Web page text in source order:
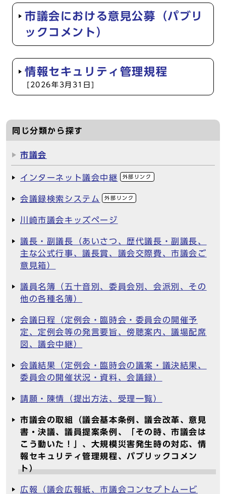
市議会における意見公募（パブリ
ックコメント）
情報セキュリティ管理規程
[2026年3月31日]
同じ分類から探す
市議会
インターネット議会中継 外部リンク
会議録検索システム 外部リンク
川崎市議会キッズページ
議長・副議長（あいさつ、歴代議長・副議長、
主な公式行事、議長賞、議会交際費、市議会ご
意見箱）
議員名簿（五十音別、委員会別、会派別、その
他の各種名簿）
会議日程（定例会・臨時会・委員会の開催予
定、定例会等の発言要旨、傍聴案内、議場配席
図、議会中継）
会議結果（定例会・臨時会の議案・議決結果、
委員会の開催状況・資料、会議録）
請願・陳情（提出方法、受理一覧）
市議会の取組（議会基本条例、議会改革、意見
書・決議、議員提案条例、「その時、市議会は
こう動いた！」、大規模災害発生時の対応、情
報セキュリティ管理規程、パブリックコメン
ト）
広報（議会広報紙、市議会コンセプトムービ